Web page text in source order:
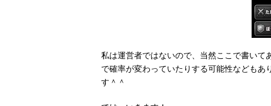
私は運営者ではないので、当然ここで書いて
で確率が変わっていたりする可能性などもあ
す＾＾